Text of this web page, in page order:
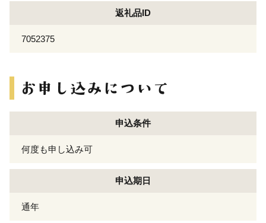
返礼品ID
7052375
申込条件
何度も申し込み可
申込期日
通年